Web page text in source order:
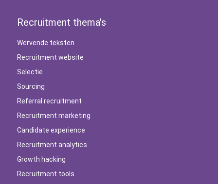
Recruitment thema's
Wervende teksten
Recruitment website
Selectie
Sourcing
Referral recruitment
Recruitment marketing
Candidate experience
Recruitment analytics
Growth hacking
Recruitment tools